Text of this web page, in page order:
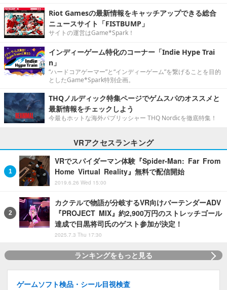
Riot Gamesの最新情報をキャッチアップできる総合
ニュースサイト「FISTBUMP」
サイトの運営はGame*Spark！
インディーゲーム特化のコーナー「Indie Hype Trai
n」
“ハードコアゲーマー”と“インディーゲーム”を繋げることを目的
としたGame*Spark特別企画。
THQノルディック特集ページでゲムスパのオススメと
最新情報をチェックしよう
今最もホットな海外パブリッシャー THQ Nordicを徹底特集！
VRアクセスランキング
VRでスパイダーマン体験『Spider-Man: Far From
Home Virtual Reality』無料で配信開始
2019.6.26 Wed 15:00
カクテルで物語が分岐するVR向けバーテンダーADV
『PROJECT MIX』約2,900万円のストレッチゴール
達成で目黒将司氏のゲスト参加が決定！
2025.7.3 Thu 17:30
ランキングをもっと見る
ゲームソフト検品・シール目視検査